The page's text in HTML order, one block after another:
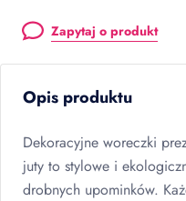
Zapytaj o produkt
Opis produktu
Dekoracyjne woreczki
juty to stylowe i
drobnych upominków.